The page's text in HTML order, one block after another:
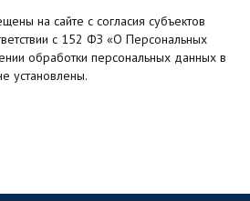
на сайте с согласия субъектов
с 152 ФЗ «О Персональных
обработки персональных данных в
установлены.